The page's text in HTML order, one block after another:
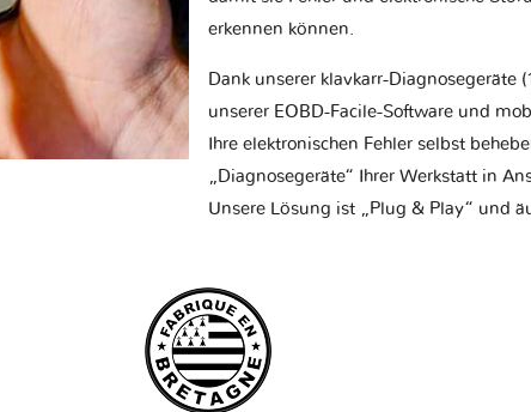
erkennen können.
Dank unserer klavkarr-Diagnosegeräte
unserer EOBD-Facile-Software und
Ihre elektronischen Fehler selbst
„Diagnosegeräte“ Ihrer Werkstatt in
Unsere Lösung ist „Plug & Play“ und